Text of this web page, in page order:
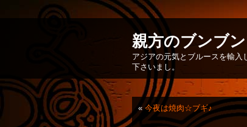
親方のブンブ
アジアの元気とブルースを輸
下さいまし。
«今夜は焼肉☆ブギ♪